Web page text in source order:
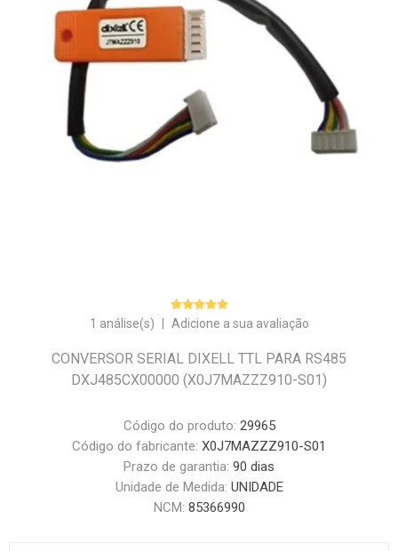
1 análise(s) Adicione a sua avaliação
CONVERSOR SERIAL DIXELL TTL PARA RS485
DXJ485CX00000 (X0J7MAZZZ910-S01)
Código do produto: 29965
Código do fabricante: X0J7MAZZZ910-S01
Prazo de garantia: 90 dias
Unidade de Medida: UNIDADE
NCM: 85366990